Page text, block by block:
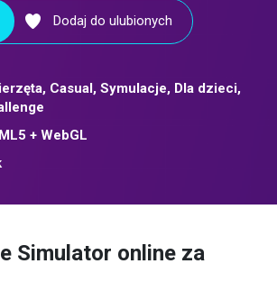
Dodaj do ulubionych
, Casual , Symulacje, Dla dzieci,
+ WebGL
Simulator online za